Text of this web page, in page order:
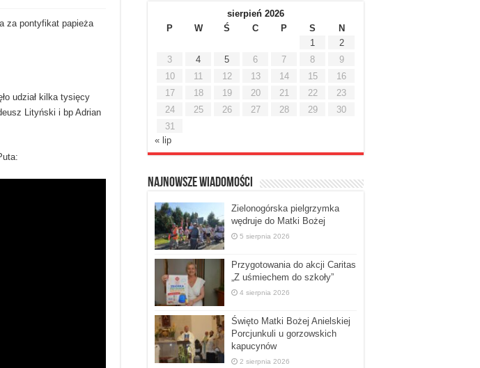
za pontyfikat papieża
udział kilka tysięcy
Lityński i bp Adrian
sierpień 2026
P
W Ś C P S
N
1
2
3
4 5 6 7 8
9
10
11 12 13 14 15
16
17
18 19 20 21 22
23
24
25 26 27 28 29
30
31
« lip
Najnowsze Wiadomości
Zielonogórska pielgrzymka
wędruje do Matki Bożej
5 sierpnia 2026
Przygotowania do akcji Caritas
„Z uśmiechem do szkoły”
4 sierpnia 2026
Święto Matki Bożej Anielskiej
Porcjunkuli u gorzowskich
kapucynów
2 sierpnia 2026